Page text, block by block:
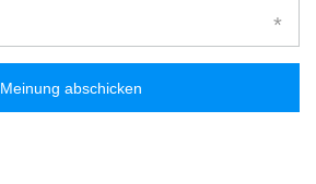
Meinung abschicken